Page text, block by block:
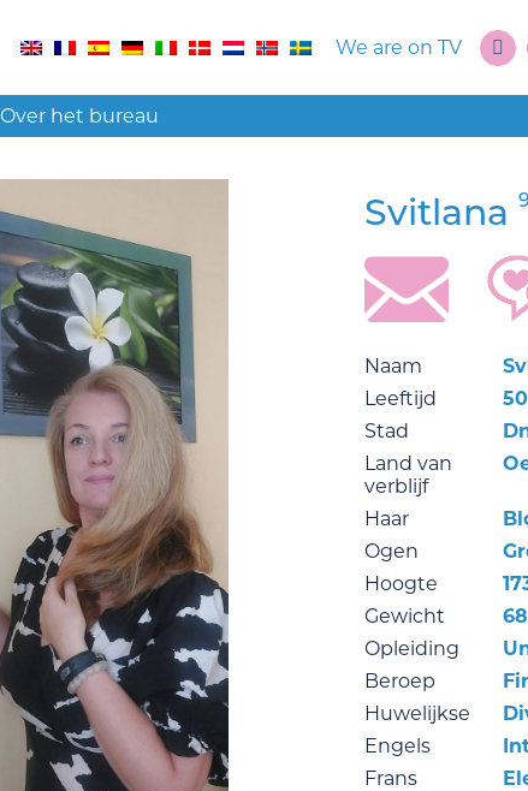
We are on TV
Over het bureau
Svitlana
Naam
Leeftijd
50
Stad
Land van
verblijf
Haar
Ogen
Hoogte
Gewicht
68
Opleiding
Beroep
Huwelijkse
Engels
Frans